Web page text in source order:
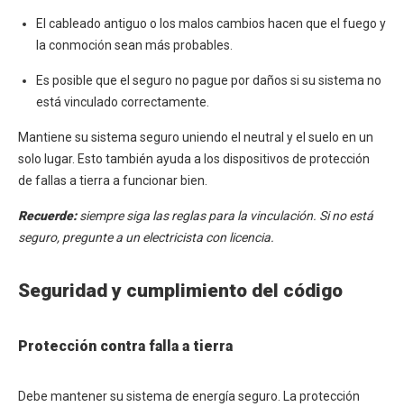
El cableado antiguo o los malos cambios hacen que el fuego y
la conmoción sean más probables.
Es posible que el seguro no pague por daños si su sistema no
está vinculado correctamente.
Mantiene su sistema seguro uniendo el neutral y el suelo en un
solo lugar. Esto también ayuda a los dispositivos de protección
de fallas a tierra a funcionar bien.
Recuerde:siempre siga las reglas para la vinculación. Si no está
seguro, pregunte a un electricista con licencia.
Seguridad y cumplimiento del código
Protección contra falla a tierra
Debe mantener su sistema de energía seguro. La protección